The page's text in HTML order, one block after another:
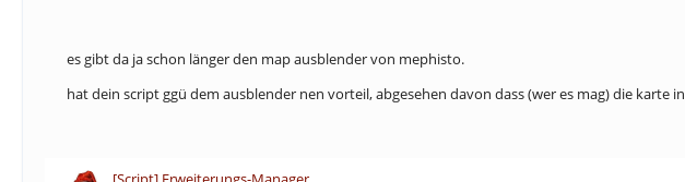
es gibt da ja schon länger den map ausblender von mephisto.
hat dein script ggü dem ausblender nen vorteil, abgesehen davon dass (wer es mag) die karte